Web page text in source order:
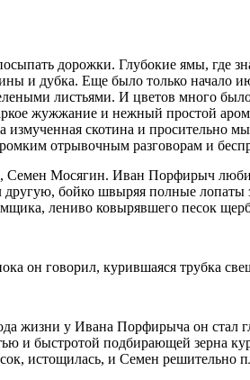
дорожки. Глубокие ямы, где
и дубка. Еще было только начало
листьями. И цветов много
жужжание и нежный простой
измученная скотина и
отрывочным разговорам и
Семен Мосягин. Иван Порфирыч
бойко швыряя полные лопаты
лениво ковырявшего песок
он говорил, курившаяся трубка
жизни у Ивана Порфирыча он стал
и быстротой подбирающей зерна
истощилась, и Семен решительно